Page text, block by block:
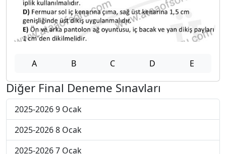
A B C D E
Diğer Final Deneme Sınavları
2025-2026 9 Ocak
2025-2026 8 Ocak
2025-2026 7 Ocak